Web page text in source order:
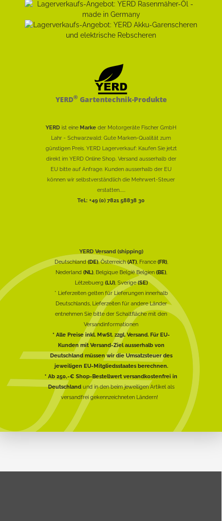
YERD®Gartentechnik-Produkte
YERD ist eine Marke der Motorgeräte Fischer GmbH
Lahr - Schwarzwald: Gute Marken-Qualität zum
günstigen Preis. YERD Lagerverkauf: Kaufen Sie jetzt
direkt im YERD Online Shop. Versand ausserhalb der
EU bitte auf Anfrage. Kunden ausserhalb der EU
können wir selbstverständlich die Mehrwert-Steuer
erstatten......
Tel.: +49 (0) 7821 58838 30
YERD Versand (shipping)
Deutschland(DE), Österreich(AT), France (FR),
Nederland (NL), Belgique België Belgien (BE),
Lëtzebuerg (LU), Sverige(SE)
* Lieferzeiten gelten für Lieferungen innerhalb
Deutschlands, Lieferzeiten für andere Länder
entnehmen Sie bitte der Schaltfläche mit den
Versandinformationen
* Alle Preise inkl. MwSt. zzgl. Versand. Für EU-
Kunden mit Versand-Ziel ausserhalb von
Deutschland müssen wir die Umsatzsteuer des
jeweiligen EU-Mitgliedsstaates berechnen.
* Ab 250,-€ Shop-Bestellwert versandkostenfrei in
Deutschlandund in den beim jeweiligen Artikel als
versandfrei gekennzeichneten Ländern!